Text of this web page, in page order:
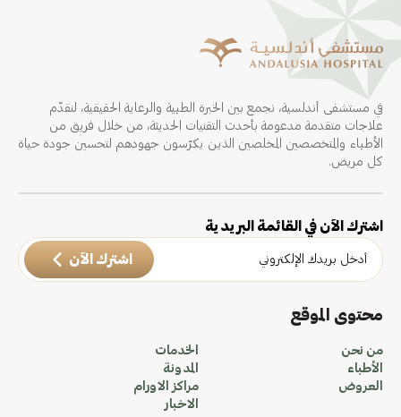
في مستشفى أندلسية، نجمع بين الخبرة الطبية والرعاية الحقيقية، لنقدّم
علاجات متقدمة مدعومة بأحدث التقنيات الحديثة، من خلال فريق من
الأطباء والمتخصصين المخلصين الذين يكرّسون جهودهم لتحسين جودة حياة
كل مريض.
اشترك الآن في القائمة البريدية
اشترك الآن
محتوى الموقع
من نحن
الأطباء
العروض
الخدمات
المدونة
مراكز الاورام
الاخبار